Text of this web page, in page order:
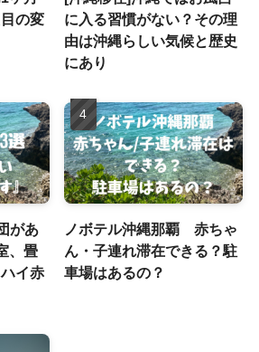
の変
に入る習慣がない？その理
由は沖縄らしい気候と歴史
にあり
があ
、畳
イ赤
ノボテル沖縄那覇 赤ちゃ
ん・子連れ滞在できる？駐
車場はあるの？